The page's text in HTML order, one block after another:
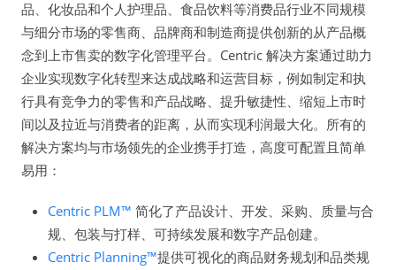
品、化妆品和个人护理品、食品饮料等消费品行业不同规模
与细分市场的零售商、品牌商和制造商提供创新的从产品概
念到上市售卖的数字化管理平台。Centric 解决方案通过助力
企业实现数字化转型来达成战略和运营目标，例如制定和执
行具有竞争力的零售和产品战略、提升敏捷性、缩短上市时
间以及拉近与消费者的距离，从而实现利润最大化。所有的
解决方案均与市场领先的企业携手打造，高度可配置且简单
易用：
Centric PLM™ 简化了产品设计、开发、采购、质量与合
规、包装与打样、可持续发展和数字产品创建。
Centric Planning™提供可视化的商品财务规划和品类规